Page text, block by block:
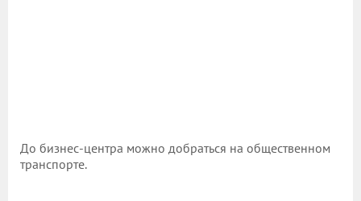
До бизнес-центра можно добраться на общественном
транспорте.